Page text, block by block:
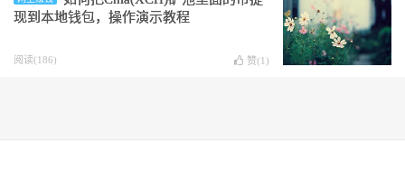
现到本地钱包，操作演示教程
阅读(186) 赞(1 )